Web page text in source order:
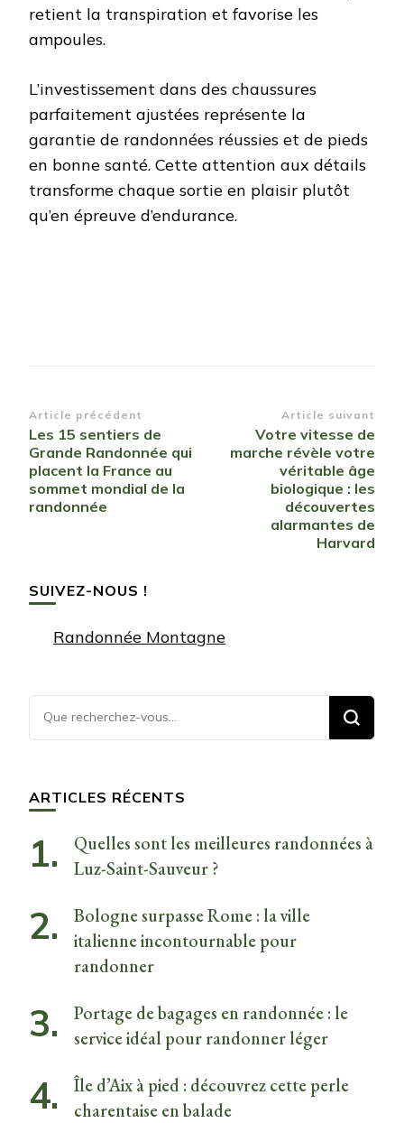
retient la transpiration et favorise les
ampoules.
L’investissement dans des chaussures
parfaitement ajustées représente la
garantie de randonnées réussies et de pieds
en bonne santé. Cette attention aux détails
transforme chaque sortie en plaisir plutôt
qu’en épreuve d’endurance.
Navigation
d’article
Article précédent
Les 15 sentiers de
Grande Randonnée qui
placent la France au
sommet mondial de la
randonnée
Article suivant
Votre vitesse de
marche révèle votre
véritable âge
biologique : les
découvertes
alarmantes de
Harvard
SUIVEZ-NOUS !
Randonnée Montagne
Vous
recherchiez
ARTICLES RÉCENTS
Quelles sont les meilleures randonnées à
Luz-Saint-Sauveur ?
Bologne surpasse Rome : la ville
italienne incontournable pour
randonner
Portage de bagages en randonnée : le
service idéal pour randonner léger
Île d’Aix à pied : découvrez cette perle
charentaise en balade